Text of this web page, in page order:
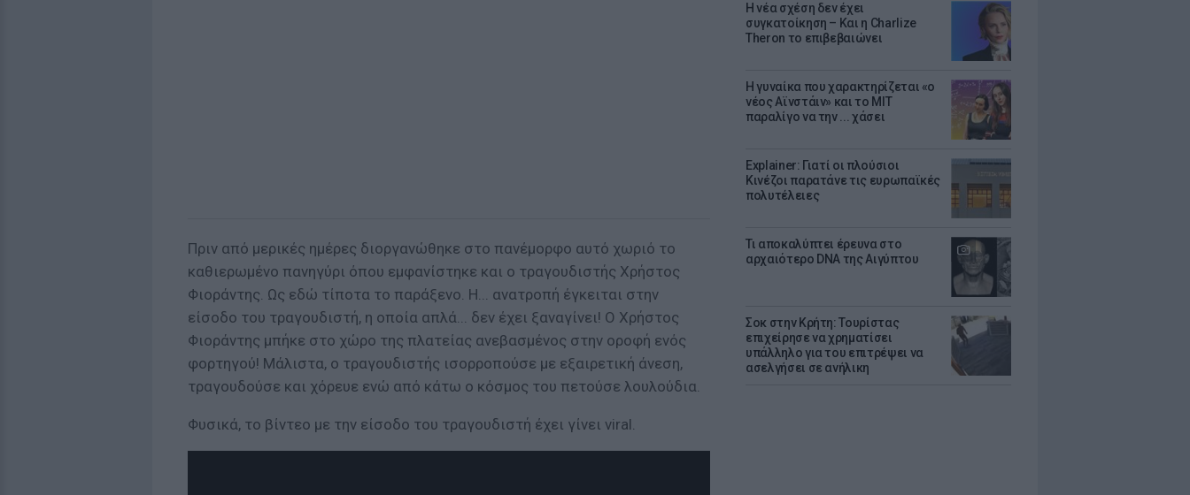
Η νέα σχέση δεν έχει
συγκατοίκηση – Και η Charlize
Theron το επιβεβαιώνει
Η γυναίκα που χαρακτηρίζεται «ο
νέος Αϊνστάιν» και το MIT
παραλίγο να την ... χάσει
Explainer: Γιατί οι πλούσιοι
Κινέζοι παρατάνε τις ευρωπαϊκές
πολυτέλειες
Τι αποκαλύπτει έρευνα στο
αρχαιότερο DNA της Αιγύπτου
Σοκ στην Κρήτη: Τουρίστας
επιχείρησε να χρηματίσει
υπάλληλο για του επιτρέψει να
ασελγήσει σε ανήλικη
Πριν από μερικές ημέρες διοργανώθηκε στο πανέμορφο αυτό χωριό το
καθιερωμένο πανηγύρι όπου εμφανίστηκε και ο τραγουδιστής Χρήστος
Φιοράντης. Ως εδώ τίποτα το παράξενο. Η... ανατροπή έγκειται στην
είσοδο του τραγουδιστή, η οποία απλά... δεν έχει ξαναγίνει! Ο Χρήστος
Φιοράντης μπήκε στο χώρο της πλατείας ανεβασμένος στην οροφή ενός
φορτηγού! Μάλιστα, ο τραγουδιστής ισορροπούσε με εξαιρετική άνεση,
τραγουδούσε και χόρευε ενώ από κάτω ο κόσμος του πετούσε λουλούδια.
Φυσικά, το βίντεο με την είσοδο του τραγουδιστή έχει γίνει viral.